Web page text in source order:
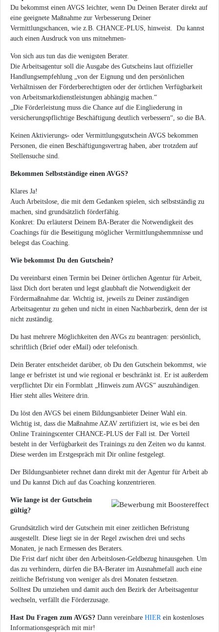
Du bekommst einen AVGS leichter, wenn Du Deinen Berater direkt auf
eine geeignete Maßnahme zur Verbesserung Deiner
Vermittlungschancen, wie z.B. CHANCE-PLUS, hinweist. Du kannst
auch einen Ausdruck von uns mitnehmen-
Von sich aus tun das die wenigsten Berater.
Die Arbeitsagentur soll die Ausgabe des Gutscheins laut offizieller
Handlungsempfehlung „von der Eignung und den persönlichen
Verhältnissen der Förderberechtigten oder der örtlichen Verfügbarkeit
von Arbeitsmarktdienstleistungen abhängig machen.“
„Die Förderleistung muss die Chance auf die Eingliederung in
versicherungspflichtige Beschäftigung deutlich verbessern“, so die BA.
Keinen Aktivierungs- oder Vermittlungsgutschein AVGS bekommen
Personen, die einen Beschäftigungsvertrag haben, aber trotzdem auf
Stellensuche sind.
Bekommen Selbstständige einen AVGS?
Klares Ja!
Auch Arbeitslose, die mit dem Gedanken spielen, sich selbstständig zu
machen, sind grundsätzlich förderfähig.
Konkret: Du erläuterst Deinem BA-Berater die Notwendigkeit des
Coachings für die Beseitigung möglicher Vermittlungshemmnisse und
belegst das Coaching.
Wie bekommst Du den Gutschein?
Du vereinbarst einen Termin bei Deiner örtlichen Agentur für Arbeit,
lässt Dich dort beraten und legst glaubhaft die Notwendigkeit der
Fördermaßnahme dar. Wichtig ist, jeweils zu Deiner zuständigen
Arbeitsagentur zu gehen und nicht in einen Nachbarbezirk, denn der ist
nicht zuständig.
Du hast mehrere Möglichkeiten den AVGs zu beantragen: persönlich,
schriftlich (Brief oder eMail) oder telefonisch.
Dein Berater entscheidet darüber, ob Du den Gutschein bekommst, wie
lange er befristet ist und wie regional er beschränkt ist. Er ist außerdem
verpflichtet Dir ein Formblatt „Hinweis zum AVGS“ auszuhändigen.
Hier steht alles Weitere drin.
Du löst den AVGS bei einem Bildungsanbieter Deiner Wahl ein.
Wichtig ist, dass die Maßnahme AZAV zertifiziert ist, wie es bei den
Online Trainingscenter CHANCE-PLUS der Fall ist. Der Vorteil
besteht in der Verfügbarkeit des Trainings zu den Zeiten wo du kannst.
Diese werden im Erstgespräch mit Dir online festgelegt.
Der Bildungsanbieter rechnet dann direkt mit der Agentur für Arbeit ab
und Du kannst Dich auf das Coaching konzentrieren.
Wie lange ist der Gutschein
gültig?
Grundsätzlich wird der Gutschein mit einer zeitlichen Befristung
ausgestellt. Diese liegt sie in der Regel zwischen drei und sechs
Monaten, je nach Ermessen des Beraters.
Die Frist darf nicht über den Arbeitslosen-Geldbezug hinausgehen. Um
das zu verhindern, dürfen die BA-Berater im Ausnahmefall auch eine
zeitliche Befristung von weniger als drei Monaten festsetzen.
Solltest Du umziehen und damit auch den Bezirk der Arbeitsagentur
wechseln, verfällt die Förderzusage.
Hast Du Fragen zum AVGS? Dann vereinbare HIER ein kostenloses
Informationsgespräch mit mir!